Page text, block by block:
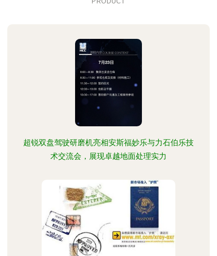
超锐双盘驾驶研磨机亮相安斯福妙乐与力石伯乐技
术交流会，展现卓越地面处理实力